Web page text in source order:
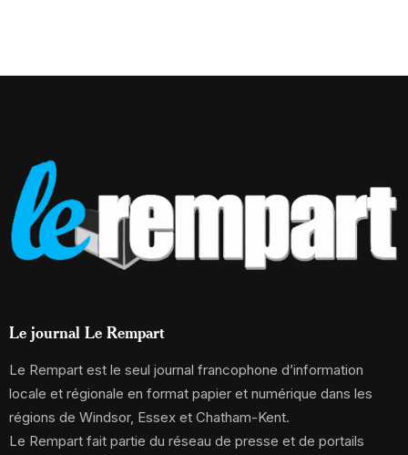
Le journal Le Rempart
Le Rempart est le seul journal francophone d’information
locale et régionale en format papier et numérique dans les
régions de Windsor, Essex et Chatham-Kent.
Le Rempart fait partie du réseau de presse et de portails